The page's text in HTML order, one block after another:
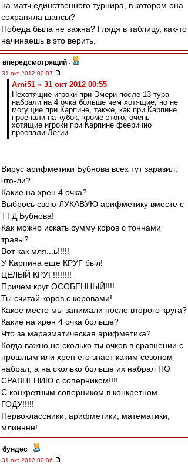
на матч единственного турнира, в котором она
сохраняла шансы?
Победа была не важна? Глядя в таблицу, как-то
начинаешь в это верить.
впередсмотрящий -
31 окт 2012 00:07
Arni51 » 31 окт 2012 00:55
Нехотящие игроки при Эмери после 13 тура
набрали на 4 очка больше чем хотящие, но не
могущие при Карпине, также, как при Карпине
проепали на кубок, кроме этого, очень
хотящие игроки при Карпине феерично
проепали Легии.
Вирус арифметики Бубнова всех тут заразил,
что-ли?
Какие на хрен 4 очка?
Выбрось свою ЛУКАВУЮ арифметику вместе с
ТТД Бубнова!
Как можно искать сумму коров с тоннами
травы?
Вот как мля...ь!!!!!
У Карпина еще КРУГ был!
ЦЕЛЫЙ КРУГ!!!!!!!!
Причем круг ОСОБЕННЫЙ!!!!
Ты считай коров с коровами!
Какое место мы занимали после второго круга?
Какие на хрен 4 очка больше?
Что за маразматическая арифметика?
Когда важно не сколько ты очков в сравнении с
прошлым или хрен его знает каким сезоном
набрал, а на сколько больше их набрал ПО
СРАВНЕНИЮ с соперником!!!!
С конкретным соперником в конкретном
ГОДУ!!!!!
Первоклассники, арифметики, математики,
млинннн!
бундес -
31 окт 2012 00:06